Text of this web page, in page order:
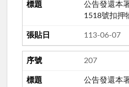
公告發還本
1518號扣押
113-06-07
207
公告發還本